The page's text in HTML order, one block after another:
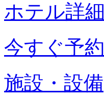
ホテル詳細
今すぐ予約
施設・設備